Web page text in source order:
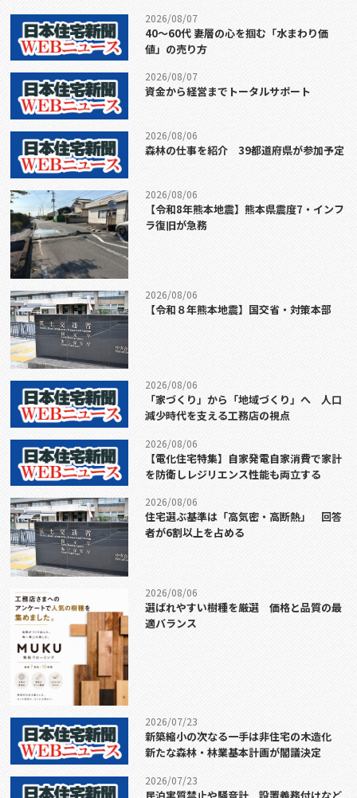
2026/08/07
40〜60代 妻層の心を掴む「水まわり価
値」の売り方
2026/08/07
資金から経営までトータルサポート
2026/08/06
森林の仕事を紹介 39都道府県が参加予定
2026/08/06
【令和8年熊本地震】熊本県震度7・インフ
ラ復旧が急務
2026/08/06
【令和８年熊本地震】国交省・対策本部
2026/08/06
「家づくり」から「地域づくり」へ 人口
減少時代を支える工務店の視点
2026/08/06
【電化住宅特集】自家発電自家消費で家計
を防衛しレジリエンス性能も両立する
2026/08/06
住宅選ぶ基準は「高気密・高断熱」 回答
者が6割以上を占める
2026/08/06
選ばれやすい樹種を厳選 価格と品質の最
適バランス
2026/07/23
新築縮小の次なる一手は非住宅の木造化
新たな森林・林業基本計画が閣議決定
2026/07/23